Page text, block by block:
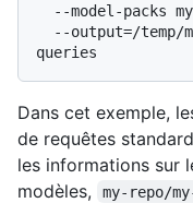
queries
Dans cet exemple,
de requêtes standard
les informations sur
modèles,
my-repo/